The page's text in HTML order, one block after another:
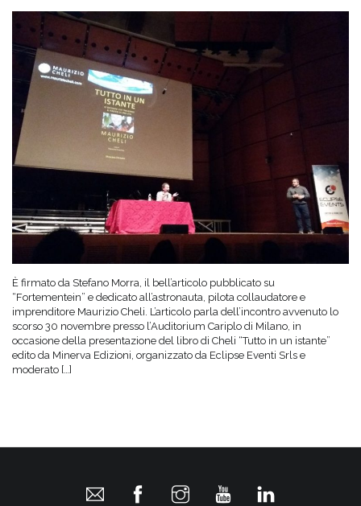
È firmato da Stefano Morra, il bell’articolo pubblicato su
“Fortementein” e dedicato all’astronauta, pilota collaudatore e
imprenditore Maurizio Cheli. L’articolo parla dell’incontro avvenuto lo
scorso 30 novembre presso l’Auditorium Cariplo di Milano, in
occasione della presentazione del libro di Cheli “Tutto in un istante”
edito da Minerva Edizioni, organizzato da Eclipse Eventi Srls e
moderato […]